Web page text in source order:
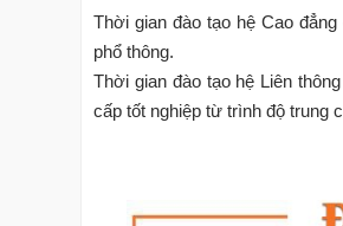
Thời gian đào tạo hệ Cao
phổ thông.
Thời gian đào tạo hệ Liên
cấp tốt nghiệp từ trình độ trung